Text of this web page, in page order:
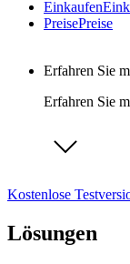
Einkaufen
PreisePreise
Erfahren Sie
Erfahren Sie
Kostenlose
Lösungen